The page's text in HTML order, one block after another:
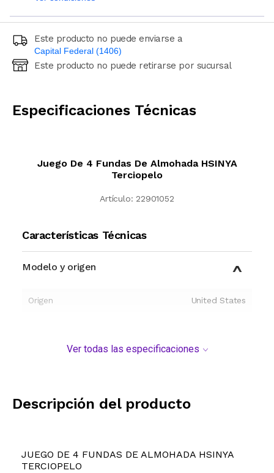
Este producto no puede enviarse a
Capital Federal (1406)
Ingresá código postal (sólo números)
Este producto no puede retirarse por sucursal
Especificaciones Técnicas
Juego De 4 Fundas De Almohada HSINYA
Terciopelo
Artículo: 22901052
Características Técnicas
Modelo y origen
Origen United States
Ver todas las especificaciones
Descripción del producto
JUEGO DE 4 FUNDAS DE ALMOHADA HSINYA
TERCIOPELO